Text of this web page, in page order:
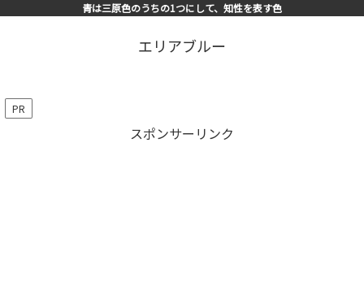
青は三原色のうちの1つにして、知性を表す色
エリアブルー
PR
スポンサーリンク